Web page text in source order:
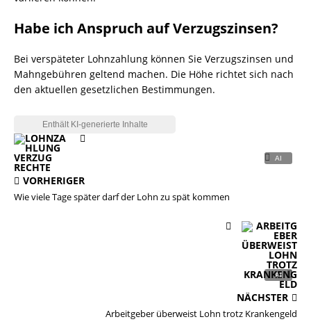
Habe ich Anspruch auf Verzugszinsen?
Bei verspäteter Lohnzahlung können Sie Verzugszinsen und
Mahngebühren geltend machen. Die Höhe richtet sich nach
den aktuellen gesetzlichen Bestimmungen.
VORHERIGER
Wie viele Tage später darf der Lohn zu spät kommen
NÄCHSTER
Arbeitgeber überweist Lohn trotz Krankengeld